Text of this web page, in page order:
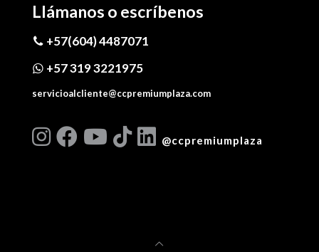
Llámanos o escríbenos
+57(604) 4487071
+57 319 3221975
servicioalcliente@ccpremiumplaza.com
@ccpremiumplaza